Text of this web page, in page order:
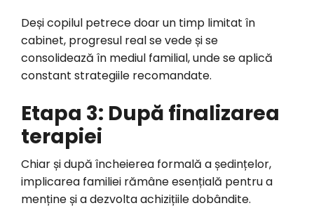
Deși copilul petrece doar un timp limitat în
cabinet, progresul real se vede și se
consolidează în mediul familial, unde se aplică
constant strategiile recomandate.
Etapa 3: După finalizarea
terapiei
Chiar și după încheierea formală a ședințelor,
implicarea familiei rămâne esențială pentru a
menține și a dezvolta achizițiile dobândite.